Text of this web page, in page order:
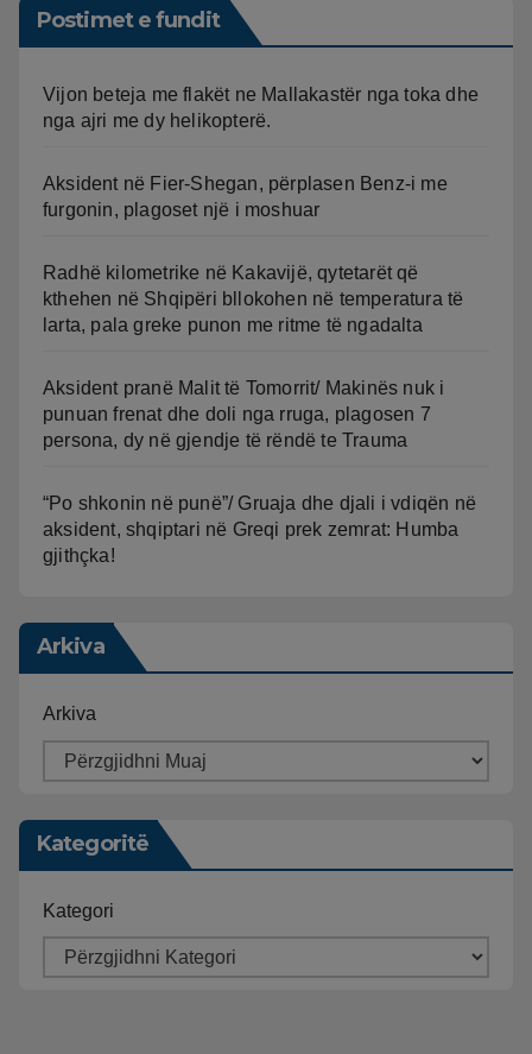
Postimet e fundit
Vijon beteja me flakët ne Mallakastër nga toka dhe
nga ajri me dy helikopterë.
Aksident në Fier-Shegan, përplasen Benz-i me
furgonin, plagoset një i moshuar
Radhë kilometrike në Kakavijë, qytetarët që
kthehen në Shqipëri bllokohen në temperatura të
larta, pala greke punon me ritme të ngadalta
Aksident pranë Malit të Tomorrit/ Makinës nuk i
punuan frenat dhe doli nga rruga, plagosen 7
persona, dy në gjendje të rëndë te Trauma
“Po shkonin në punë”/ Gruaja dhe djali i vdiqën në
aksident, shqiptari në Greqi prek zemrat: Humba
gjithçka!
Arkiva
Arkiva
Kategoritë
Kategori